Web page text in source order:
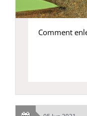
Comment